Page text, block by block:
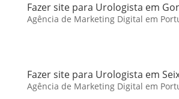
Fazer site para Urologista em
Agência de Marketing Digital em
Fazer site para Urologista em
Agência de Marketing Digital em